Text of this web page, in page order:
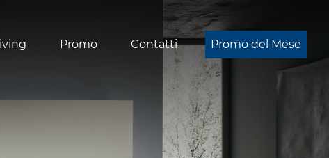
Promo Contatti Promo del Mese